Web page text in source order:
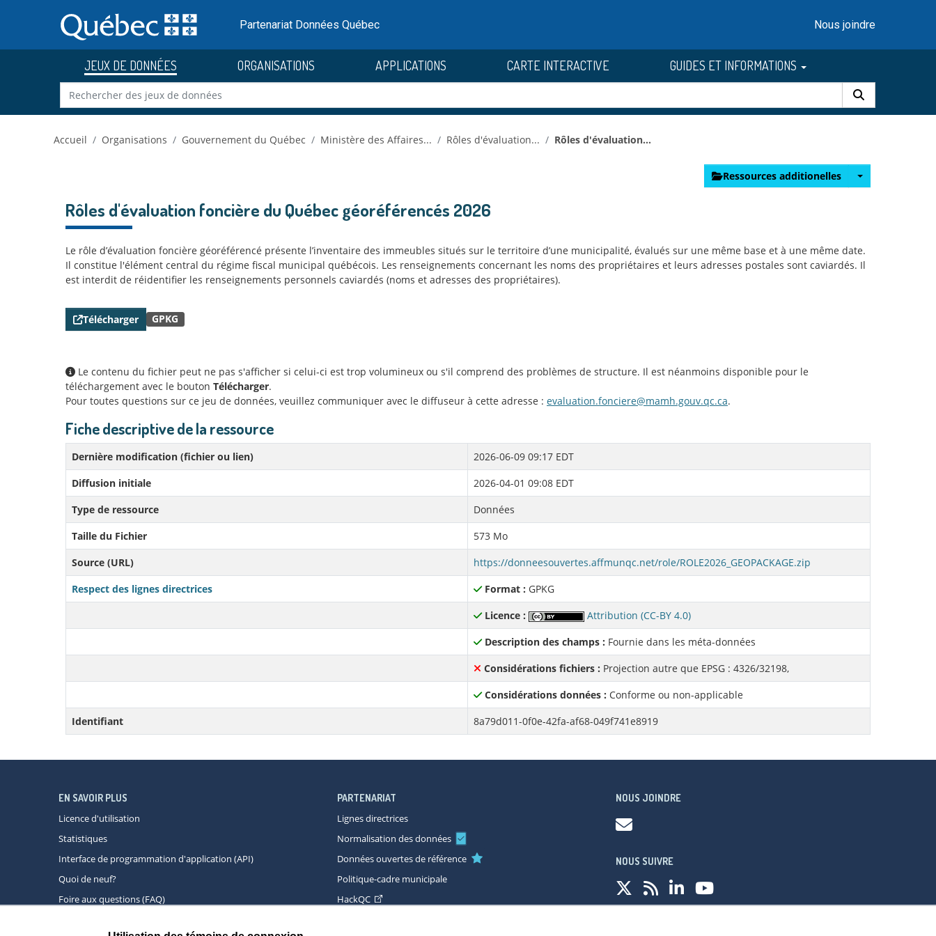
au
contenu
Partenariat Données Québec Nous joindre
JEUX DE DONNÉES ORGANISATIONS APPLICATIONS CARTE INTERACTIVE GUIDES ET INFORMATIONS
Accueil Organisations Gouvernement du Québec Ministère des Affaires... Rôles d'évaluation... Rôles d'évaluation...
Ressources additionelles
Rôles d'évaluation foncière du Québec géoréférencés 2026
Le rôle d’évaluation foncière géoréférencé présente l’inventaire des immeubles situés sur le territoire d’une municipalité, évalués sur une même base et à une même date.
Il constitue l'élément central du régime fiscal municipal québécois. Les renseignements concernant les noms des propriétaires et leurs adresses postales sont caviardés. Il
est interdit de réidentifier les renseignements personnels caviardés (noms et adresses des propriétaires).
Télécharger GPKG
Le contenu du fichier peut ne pas s'afficher si celui-ci est trop volumineux ou s'il comprend des problèmes de structure. Il est néanmoins disponible pour le
téléchargement avec le bouton Télécharger.
Pour toutes questions sur ce jeu de données, veuillez communiquer avec le diffuseur à cette adresse : evaluation.fonciere@mamh.gouv.qc.ca.
Fiche descriptive de la ressource
Dernière modification (fichier ou lien)
2026-06-09 09:17 EDT
Diffusion initiale
2026-04-01 09:08 EDT
Type de ressource
Données
Taille du Fichier
573 Mo
Source (URL)
https://donneesouvertes.affmunqc.net/role/ROLE2026_GEOPACKAGE.zip
Respect des lignes directrices
Format : GPKG
Licence :
Attribution (CC-BY 4.0)
Description des champs : Fournie dans les méta-données
Considérations fichiers : Projection autre que EPSG : 4326/32198,
Considérations données : Conforme ou non-applicable
Identifiant
8a79d011-0f0e-42fa-af68-049f741e8919
EN SAVOIR PLUS
Licence d'utilisation
Statistiques
Interface de programmation d'application (API)
Quoi de neuf?
Foire aux questions (FAQ)
PARTENARIAT
Lignes directrices
Normalisation des données
Données ouvertes de référence
Politique-cadre municipale
HackQC
NOUS JOINDRE
NOUS SUIVRE